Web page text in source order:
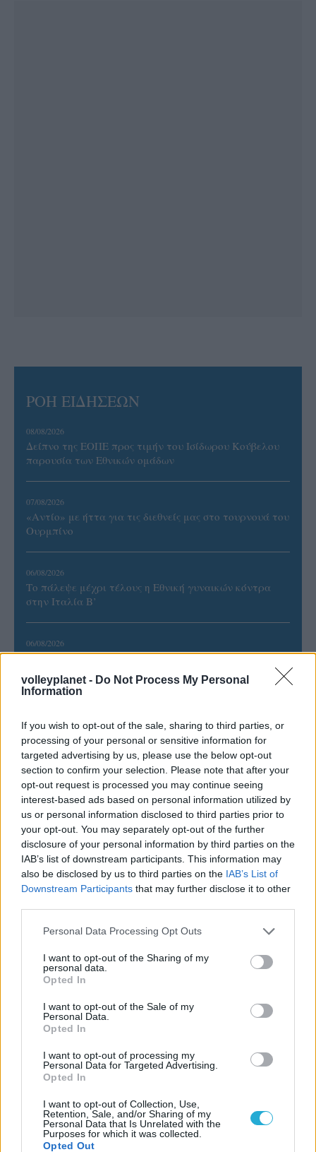
volleyplanet - Do Not Process My Personal
Information
If you wish to opt-out of the sale, sharing to third parties, or
processing of your personal or sensitive information for
targeted advertising by us, please use the below opt-out
section to confirm your selection. Please note that after your
opt-out request is processed you may continue seeing
interest-based ads based on personal information utilized by
us or personal information disclosed to third parties prior to
your opt-out. You may separately opt-out of the further
disclosure of your personal information by third parties on the
IAB’s list of downstream participants. This information may
also be disclosed by us to third parties on the IAB’s List of
Downstream Participants that may further disclose it to other
Please note that this website/app uses one or more Google
not limited to your visit or usage behaviour. You may click to
grant or deny consent to Google and its third-party tags to
use your data for below specified purposes in below Google
consent section.
Personal Data Processing Opt Outs
I want to opt-out of the Sharing of my
personal data.
Opted In
I want to opt-out of the Sale of my
Personal Data.
Opted In
I want to opt-out of processing my
Personal Data for Targeted Advertising.
Opted In
I want to opt-out of Collection, Use,
Retention, Sale, and/or Sharing of my
Personal Data that Is Unrelated with the
Purposes for which it was collected.
Opted Out
ΡΟΗ ΕΙΔΗΣΕΩΝ
08/08/2026
Δείπνο της ΕΟΠΕ προς τιμήν του Ισίδωρου Κούβελου
παρουσία των Εθνικών ομάδων
07/08/2026
«Αντίο» με ήττα για τις διεθνείς μας στο τουρνουά του
Ουρμπίνο
06/08/2026
Το πάλεψε μέχρι τέλους η Εθνική γυναικών κόντρα
στην Ιταλία Β’
06/08/2026
Η FIVB σχεδιάζει να διοργανώσει το Παγκόσμιο
Πρωτάθλημα τον Δεκέμβριο – Αντιδρούν οι σύλλογοι
Έτοιμη για… υψηλές πτήσεις η Μπενφίκα του Ψάρρα
με τον «Ιπτάμενο Ολλανδό» Βίλτενμπουργκ
05/08/2026
Ισόπαλο το πρωτο φιλικό τεστ της Εθνικής στο
Ουρμπίνο
ΓΝΩΜΕΣ
ΠΕΝΥ ΡΟΝΤΟΓΙΑΝΝΗ
στο σήμερα: Tο τρίτο
ευρωπαϊκό ραντεβού του
ΗΛΙΑΣ ΠΑΠΑΪΩΑΝΝΟΥ
08/03/2026
Αναγνώριση και σεβασμός